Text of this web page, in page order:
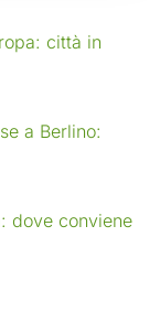
città in
a Berlino:
dove conviene